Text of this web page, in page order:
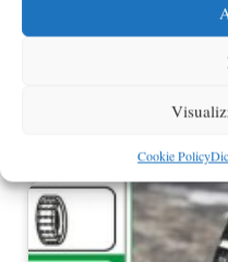
Cookie Policy
Catene da neve: cosa